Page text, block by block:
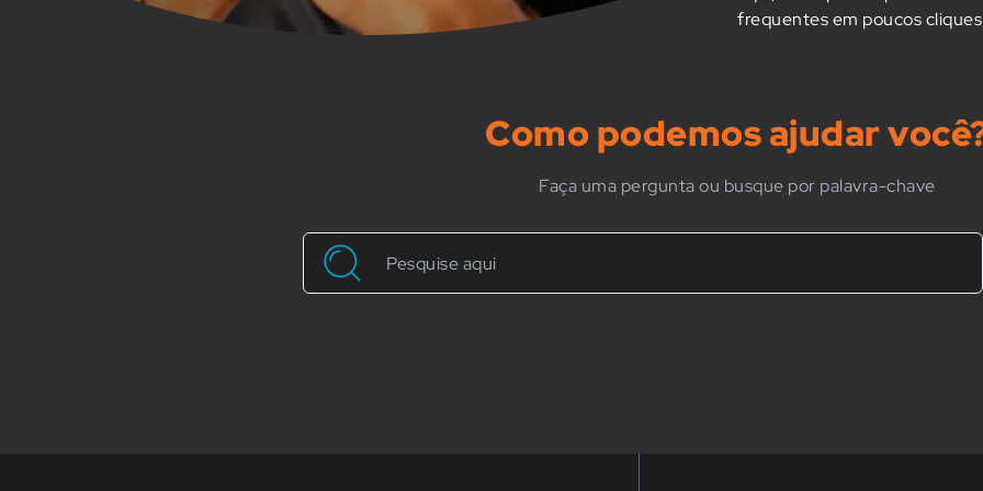
frequentes em poucos
Como podemos ajudar
Faça uma pergunta ou busque por palavra-chave